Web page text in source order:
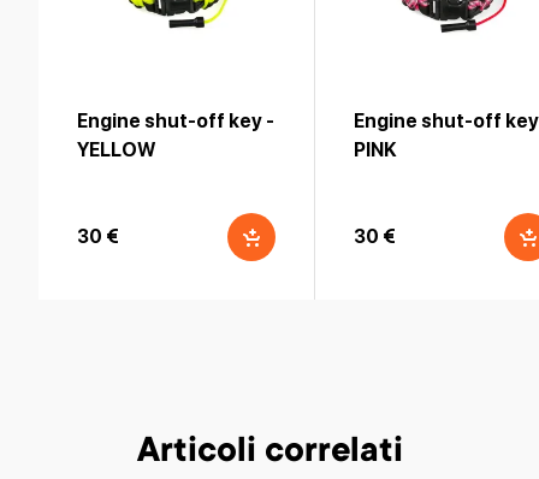
Engine shut-off key -
YELLOW
30 €
Engine shut-off
PINK
30 €
Articoli correlati